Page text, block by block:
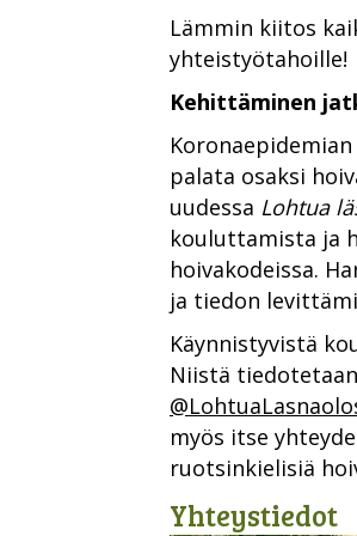
Lämmin kiitos
yhteistyötahoille!
Kehittäminen
palata osaksi
uudessa Lohtua
kouluttamista ja
hoivakodeissa.
ja tiedon
Käynnistyvistä
Niistä
myös itse
ruotsinkielisiä
Yhteystiedot